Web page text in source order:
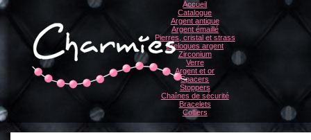
Accueil
Catalogue
Argent antique
Argent émaillé
Pierres, cristal et strass
Breloques argent
Zirconium
Verre
Argent et or
Spacers
Stoppers
Chaînes de sécurité
Bracelets
Colliers